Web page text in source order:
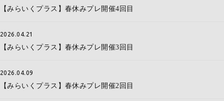
【みらいくプラス】春休みプレ開催4回目
2026.04.21
【みらいくプラス】春休みプレ開催3回目
2026.04.09
【みらいくプラス】春休みプレ開催2回目